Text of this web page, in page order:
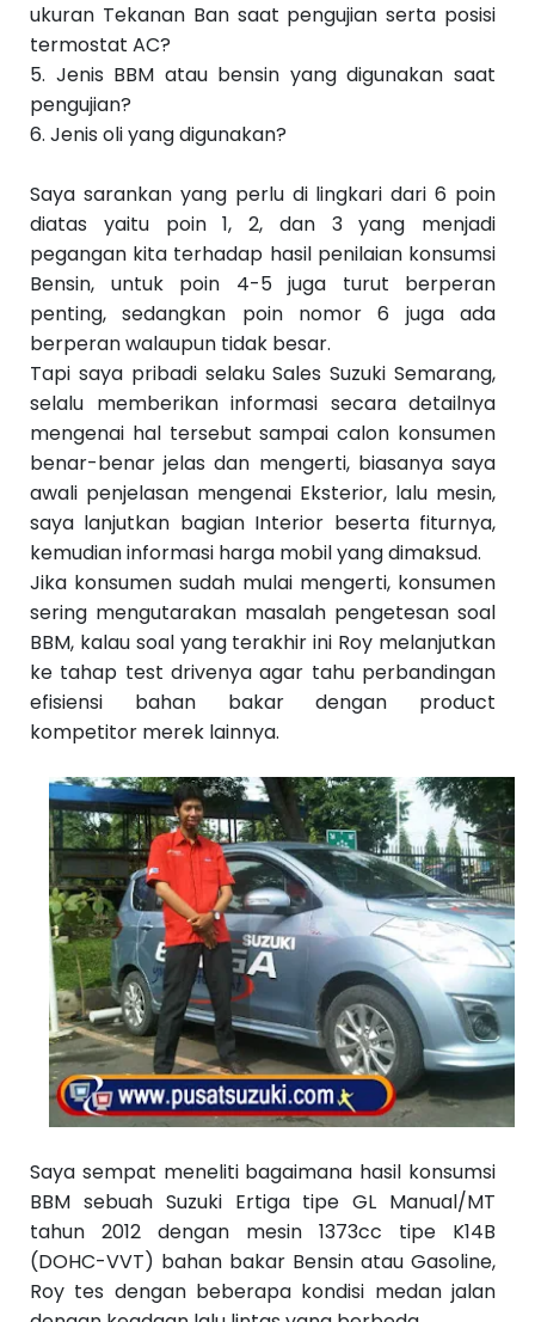
ukuran Tekanan Ban saat pengujian serta posisi
termostat AC?
5. Jenis BBM atau bensin yang digunakan saat
pengujian?
6. Jenis oli yang digunakan?
Saya sarankan yang perlu di lingkari dari 6 poin
diatas yaitu poin 1, 2, dan 3 yang menjadi
pegangan kita terhadap hasil penilaian konsumsi
Bensin, untuk poin 4-5 juga turut berperan
penting, sedangkan poin nomor 6 juga ada
berperan walaupun tidak besar.
Tapi saya pribadi selaku Sales Suzuki Semarang,
selalu memberikan informasi secara detailnya
mengenai hal tersebut sampai calon konsumen
benar-benar jelas dan mengerti, biasanya saya
awali penjelasan mengenai Eksterior, lalu mesin,
saya lanjutkan bagian Interior beserta fiturnya,
kemudian informasi harga mobil yang dimaksud.
Jika konsumen sudah mulai mengerti, konsumen
sering mengutarakan masalah pengetesan soal
BBM, kalau soal yang terakhir ini Roy melanjutkan
ke tahap test drivenya agar tahu perbandingan
efisiensi bahan bakar dengan product
kompetitor merek lainnya.
Saya sempat meneliti bagaimana hasil konsumsi
BBM sebuah Suzuki Ertigatipe GL Manual/MT
tahun 2012 dengan mesin 1373cc tipe K14B
(DOHC-VVT) bahan bakar Bensin atau Gasoline,
Roy tes dengan beberapa kondisi medan jalan